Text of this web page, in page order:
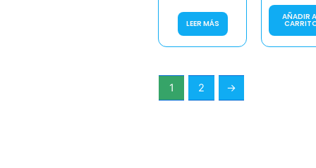
LEER MÁS
AÑADIR
1 2 →